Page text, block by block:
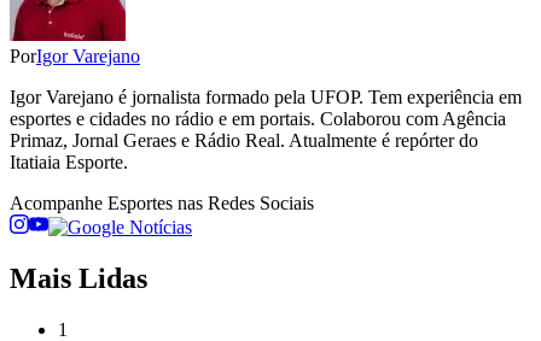
PorIgor Varejano
Igor Varejano é jornalista formado pela UFOP. Tem experiência em
esportes e cidades no rádio e em portais. Colaborou com Agência
Primaz, Jornal Geraes e Rádio Real. Atualmente é repórter do
Itatiaia Esporte.
Acompanhe Esportes nas Redes Sociais
Mais Lidas
1